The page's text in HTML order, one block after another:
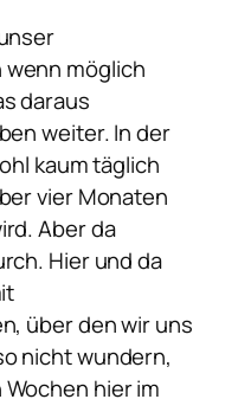
möglich
daraus
weiter. In der
kaum täglich
vier Monaten
Aber da
Hier und da
über den wir uns
nicht wundern,
hier im